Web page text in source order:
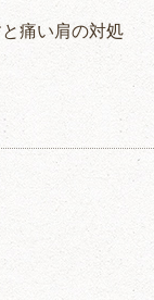
痛い肩の対処